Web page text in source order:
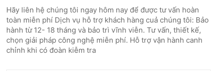
Hãy liên hệ chúng tôi ngay hôm nay để được tư vấn hoàn
toàn miễn phí Dịch vụ hỗ trợ khách hàng cuả chúng tôi: Bảo
hành từ 12- 18 tháng và bảo trì vĩnh viễn. Tư vấn, thiết kế,
chọn giải pháp công nghệ miễn phí. Hỗ trợ vận hành canh
chỉnh khi có đoàn kiễm tra